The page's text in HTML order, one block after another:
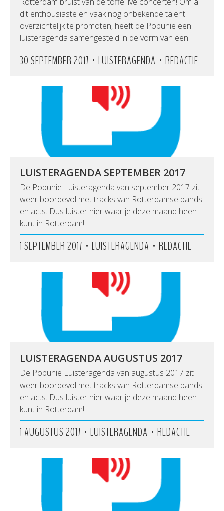
dit enthousiaste en vaak nog onbekende talent
overzichtelijk te promoten, heeft de Popunie een
luisteragenda samengesteld in de vorm van een…
30 SEPTEMBER 2017 • LUISTERAGENDA • REDACTIE
LUISTERAGENDA SEPTEMBER 2017
De Popunie Luisteragenda van september 2017 zit
weer boordevol met tracks van Rotterdamse bands
en acts. Dus luister hier waar je deze maand heen
kunt in Rotterdam!
1 SEPTEMBER 2017 • LUISTERAGENDA • REDACTIE
LUISTERAGENDA AUGUSTUS 2017
De Popunie Luisteragenda van augustus 2017 zit
weer boordevol met tracks van Rotterdamse bands
en acts. Dus luister hier waar je deze maand heen
kunt in Rotterdam!
1 AUGUSTUS 2017 • LUISTERAGENDA • REDACTIE